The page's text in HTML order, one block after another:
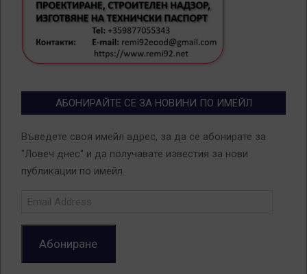
АБОНИРАЙТЕ СЕ ЗА НОВИНИ ПО ИМЕЙЛ
Въведете своя имейл адрес, за да се абонирате за
"Ловеч днес" и да получавате известия за нови
публикации по имейл.
Абониране